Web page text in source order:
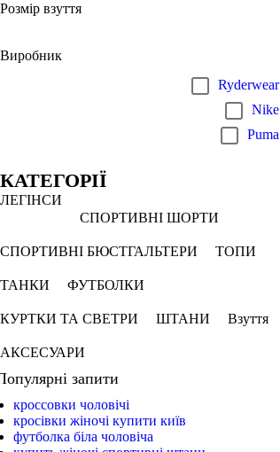
Розмір взуття
Виробник
Ryderwear
Nike
Puma
КАТЕГОРІЇ
ЛЕГІНСИ
СПОРТИВНІ ШОРТИ
СПОРТИВНІ БЮСТГАЛЬТЕРИ ТОПИ
ТАНКИ ФУТБОЛКИ
КУРТКИ ТА СВЕТРИ ШТАНИ Взуття
АКСЕСУАРИ
запити
кроссовки чоловічі
кросівки жіночі купити київ
футболка біла чоловіча